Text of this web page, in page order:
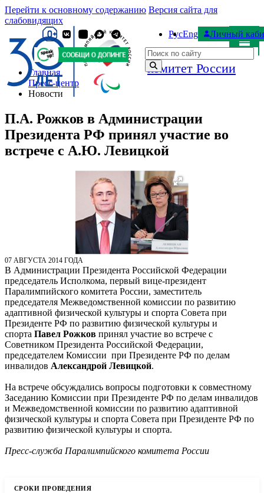
Перейти к основному содержанию Версия сайта для
слабовидящих
Паралимпийский
комитет России
РусEng
Личный
Поиск по сайту
Главная
Пресс-центр
Новости
П.А. Рожков в Администрации
Президента РФ принял участие во
встрече с А.Ю. Левицкой
07 АВГУСТА 2014 ГОДА
В Администрации Президента Российской Федерации
председатель Исполкома, первый вице-президент
Паралимпийского комитета России, заместитель
председателя Межведомственной комиссии по развитию
адаптивной физической культуры и спорта Совета при
Президенте РФ по развитию физической культуры и
спорта Павел Рожков принял участие во встрече с
Советником Президента Российской Федерации,
председателем Комиссии при Президенте РФ по делам
инвалидов Александрой Левицкой.
На встрече обсуждались вопросы подготовки к совместному
Заседанию Комиссии при Президенте РФ по делам инвалидов
и Межведомственной комиссии по развитию адаптивной
физической культуры и спорта Совета при Президенте РФ по
развитию физической культуры и спорта.
Пресс-служба Паралимпийского комитета России